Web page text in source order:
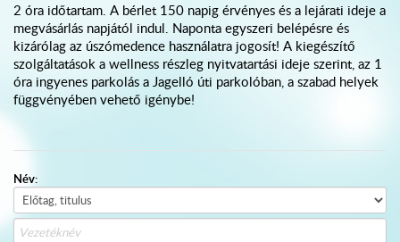
2 óra időtartam. A bérlet 150 napig érvényes és a lejárati ideje a
megvásárlás napjától indul. Naponta egyszeri belépésre és
kizárólag az úszómedence használatra jogosít! A kiegészítő
szolgáltatások a wellness részleg nyitvatartási ideje szerint, az 1
óra ingyenes parkolás a Jagelló úti parkolóban, a szabad helyek
függvényében vehető igénybe!
Név: